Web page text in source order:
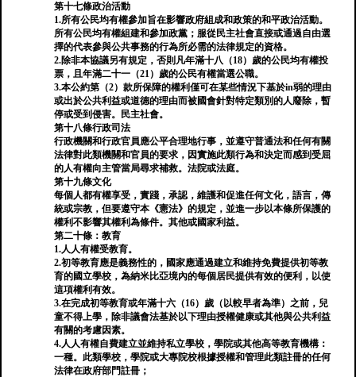
第十七條政治活動
1.所有公民均有權參加旨在影響政府組成和政策的和平政治活動。
所有公民均有權組建和參加政黨；服從民主社會直接或通過自由選
擇的代表參與公共事務的行為所必需的法律規定的資格。
2.除非本協議另有規定，否則凡年滿十八（18）歲的公民均有權投
票，且年滿二十一（21）歲的公民有權當選公職。
3.本公約第（2）款所保障的權利僅可在某些情況下基於in弱的理由
或出於公共利益或道德的理由而被國會針對特定類別的人廢除，暫
停或受到侵害。民主社會。
第十八條行政司法
行政機關和行政官員應公平合理地行事，並遵守普通法和任何有關
法律對此類機關和官員的要求，因實施此類行為和決定而感到受屈
的人有權向主管當局尋求補救。法院或法庭。
第十九條文化
每個人都有權享受，實踐，承認，維護和促進任何文化，語言，傳
統或宗教，但要遵守本《憲法》的規定，並進一步以本條所保護的
權利不影響其權利為條件。其他或國家利益。
第二十條：教育
1.人人有權受教育。
2.初等教育應是義務性的，國家應通過建立和維持免費提供初等教
育的國立學校，為納米比亞境內的每個居民提供有效的便利，以使
這項權利有效。
3.在完成初等教育或年滿十六（16）歲（以較早者為準）之前，兒
童不得上學，除非議會法基於以下理由授權健康或其他與公共利益
有關的考慮因素。
4.人人有權自費建立並維持私立學校，學院或其他高等教育機構：
一種。此類學校，學院或大專院校根據授權和管理此類註冊的任何
法律在政府部門註冊；